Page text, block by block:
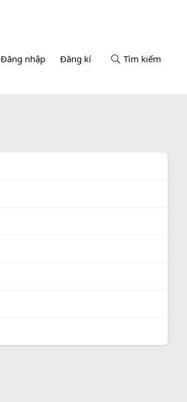
Đăng nhập Đăng kí Tìm kiếm